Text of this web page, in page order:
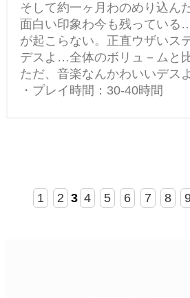
そして約一ヶ月わのめり込ん
面白い印象わ今も残っている
が起こらない。正直ウザいス
デスよ…全体のボリュ－ムと
ただ、音楽なんかわいいデス
・プレイ時間：30-40時間
1 2 3 4 5 6 7 8